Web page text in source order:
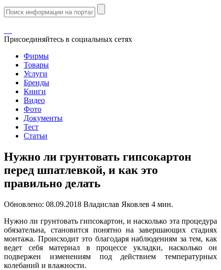
Присоединяйтесь в социальных сетях
Фирмы
Товары
Услуги
Бренды
Книги
Видео
Фото
Документы
Тест
Статьи
Нужно ли грунтовать гипсокартон
перед шпатлевкой, и как это
правильно делать
Обновлено: 08.09.2018 Владислав Яковлев 4 мин.
Нужно ли грунтовать гипсокартон, и насколько эта процедура
обязательна, становится понятно на завершающих стадиях
монтажа. Происходит это благодаря наблюдениям за тем, как
ведет себя материал в процессе укладки, насколько он
подвержен изменениям под действием температурных
колебаний и влажности.